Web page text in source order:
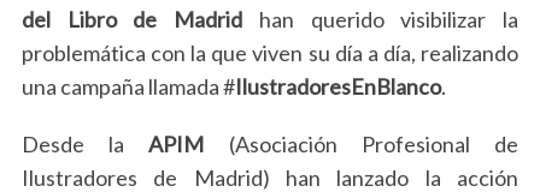
del Libro de Madrid han querido visibilizar la
problemática con la que viven su día a día, realizando
una campaña llamada #IlustradoresEnBlanco.
Desde laAPIM (Asociación Profesional de
Ilustradores de Madrid) han lanzado la acción